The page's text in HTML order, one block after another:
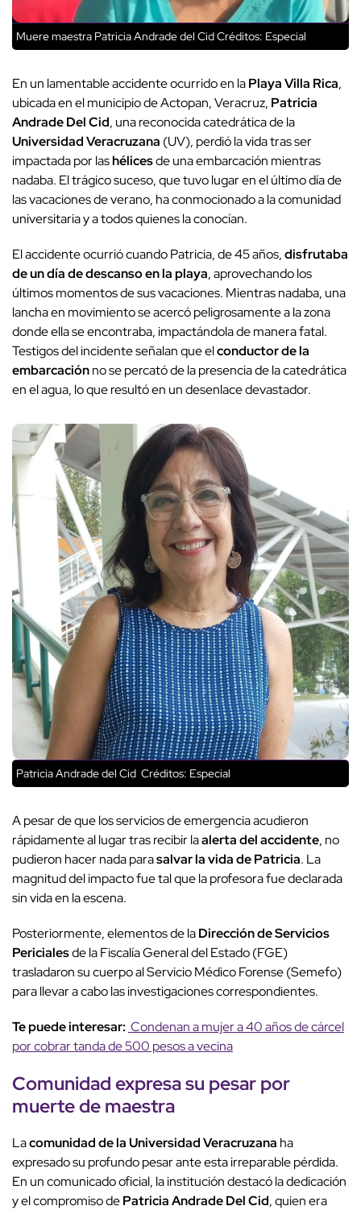
Muere maestra Patricia Andrade del CidCréditos: Especial
En un lamentable accidente ocurrido en laPlaya Villa Rica,
ubicada en el municipio de Actopan, Veracruz, Patricia
Andrade Del Cid, una reconocida catedrática de la
Universidad Veracruzana (UV), perdió la vida tras ser
impactada por lashélicesde una embarcación mientras
nadaba. El trágico suceso, que tuvo lugar en el último día de
las vacaciones de verano, ha conmocionado a la comunidad
universitaria y a todos quienes la conocían.
El accidente ocurrió cuando Patricia, de 45 años,disfrutaba
de un día de descanso en la playa, aprovechando los
últimos momentos de sus vacaciones. Mientras nadaba, una
lancha en movimiento se acercó peligrosamente a la zona
donde ella se encontraba, impactándola de manera fatal.
Testigos del incidente señalan que elconductor de la
embarcaciónno se percató de la presencia de la catedrática
en el agua, lo que resultó en un desenlace devastador.
Patricia Andrade del Cid Créditos: Especial
A pesar de que los servicios de emergencia acudieron
rápidamente al lugar tras recibir laalerta del accidente, no
pudieron hacer nada parasalvar la vida de Patricia. La
magnitud del impacto fue tal que la profesora fue declarada
sin vida en la escena.
Posteriormente, elementos de laDirección de Servicios
Pericialesde la Fiscalía General del Estado (FGE)
trasladaron su cuerpo al Servicio Médico Forense (Semefo)
para llevar a cabo las investigaciones correspondientes.
Te puede interesar: Condenan a mujer a 40 años de cárcel
por cobrar tanda de 500 pesos a vecina
Comunidad expresa su pesar por
muerte de maestra
Lacomunidad de la Universidad Veracruzana ha
expresado su profundo pesar ante esta irreparable pérdida.
En un comunicado oficial, la institución destacó la dedicación
y el compromiso dePatricia Andrade Del Cid, quien era